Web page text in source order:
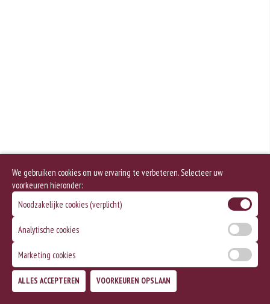
We gebruiken cookies om uw ervaring te verbeteren. Selecteer uw
voorkeuren hieronder:
Noodzakelijke cookies (verplicht)
Analytische cookies
Marketing cookies
ALLES ACCEPTEREN VOORKEUREN OPSLAAN